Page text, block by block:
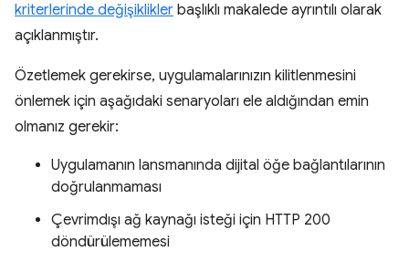
kriterlerinde değişiklikler başlıklı makalede ayrıntılı olarak
açıklanmıştır.
Özetlemek gerekirse, uygulamalarınızın kilitlenmesini
önlemek için aşağıdaki senaryoları ele aldığından emin
olmanız gerekir:
Uygulamanın lansmanında dijital öğe bağlantılarının
doğrulanmaması
Çevrimdışı ağ kaynağı isteği için HTTP 200
döndürülememesi